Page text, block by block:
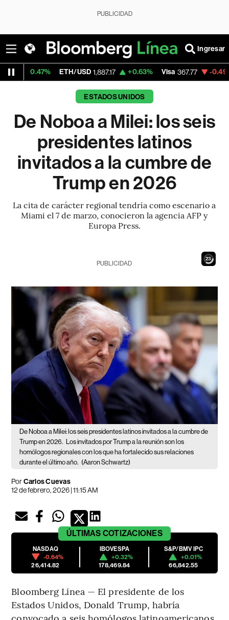
PUBLICIDAD
Ingresar
ETH/USD 1,887.17 +0.63% Visa 367.77 -0.49%
ESTADOS UNIDOS
De Noboa a Milei: los seis
presidentes latinos
invitados a la cumbre de
Trump en 2026
La cita de carácter regional tendría como escenario a
Miami el 7 de marzo, conocieron la agencia AFP y
Europa Press.
21
PUBLICIDAD
De Noboa a Milei: los seis presidentes latinos invitados a la cumbre de
Trump en 2026.
Los invitados por Trump a la reunión son los
homólogos regionales con los que ha fortalecido sus relaciones
durante el último año. (Aaron Schwartz)
PorCarlos Cuevas
12 de febrero, 2026 | 11:15 AM
ÚLTIMAS COTIZACIONES
NASDAQ
-0.64%
26,414.82
IBOVESPA
+0.32%
178,469.84
S&P/BMV IPC
+0.01%
66,842.55
Bloomberg Línea — El presidente de los
Estados Unidos, Donald Trump, habría